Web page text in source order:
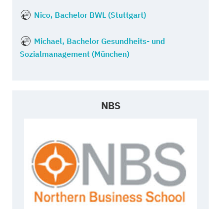
Nico, Bachelor BWL (Stuttgart)
Michael, Bachelor Gesundheits- und
Sozialmanagement (München)
NBS